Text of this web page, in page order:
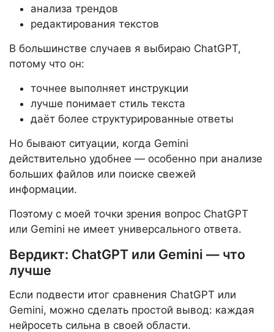
анализа трендов
редактирования текстов
В большинстве случаев я выбираю ChatGPT,
потому что он:
точнее выполняет инструкции
лучше понимает стиль текста
даёт более структурированные ответы
Но бывают ситуации, когда Gemini
действительно удобнее — особенно при анализе
больших файлов или поиске свежей
информации.
Поэтому с моей точки зрения вопрос ChatGPT
или Gemini не имеет универсального ответа.
Вердикт: ChatGPT или Gemini — что
лучше
Если подвести итог сравнения ChatGPT или
Gemini, можно сделать простой вывод: каждая
нейросеть сильна в своей области.